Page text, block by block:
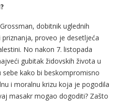
dobitnik uglednih
proveo je desetljeća
No nakon 7. listopada
gubitak židovskih života u
kako bi beskompromisno
i moralnu krizu koja je pogodila
masakr mogao dogoditi? Zašto